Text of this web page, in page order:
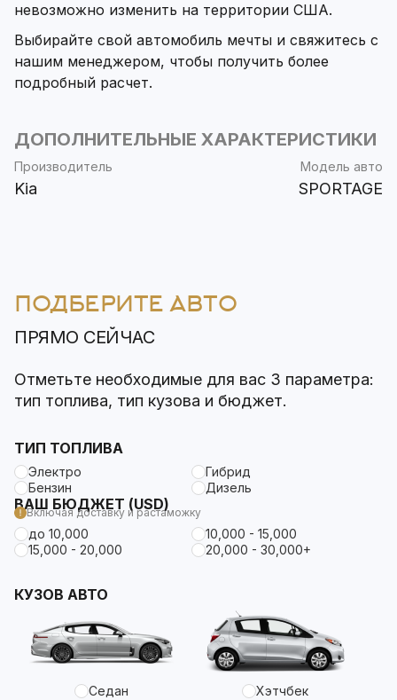
невозможно изменить на территории США.
Выбирайте свой автомобиль мечты и свяжитесь с
нашим менеджером, чтобы получить более
подробный расчет.
ДОПОЛНИТЕЛЬНЫЕ ХАРАКТЕРИСТИКИ
Производитель
Kia
Модель авто
SPORTAGE
ПОДБЕРИТЕ АВТО
ПРЯМО СЕЙЧАС
Отметьте необходимые для вас 3 параметра:
тип топлива, тип кузова и бюджет.
ТИП ТОПЛИВА
Электро
Гибрид
Бензин
Дизель
ВАШ БЮДЖЕТ (USD)
Включая доставку и растаможку
до 10,000
10,000 - 15,000
15,000 - 20,000
20,000 - 30,000+
КУЗОВ АВТО
Седан Хэтчбек